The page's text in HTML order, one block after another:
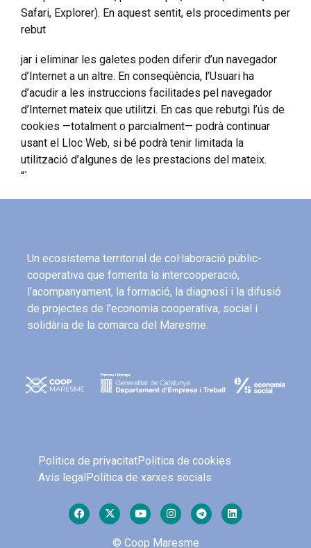
Safari, Explorer). En aquest sentit, els procediments per
rebut
jar i eliminar les galetes poden diferir d’un navegador
d’Internet a un altre. En conseqüència, l’Usuari ha
d’acudir a les instruccions facilitades pel navegador
d’Internet mateix que utilitzi. En cas que rebutgi l’ús de
cookies —totalment o parcialment— podrà continuar
usant el Lloc Web, si bé podrà tenir limitada la
utilització d’algunes de les prestacions del mateix.
“`
Un ecosistema territorial de col·laboració públic-
cooperativa que fomenta la intercooperació,
l’acompanyament, la formació, la diagnosi i la difusió
de projectes de l’economia cooperativa, social i
solidària de la comarca del Maresme.
Politica de privacitatPolitica de cookies
Avís legalPolítica de xarxes socials
© Coop Maresme